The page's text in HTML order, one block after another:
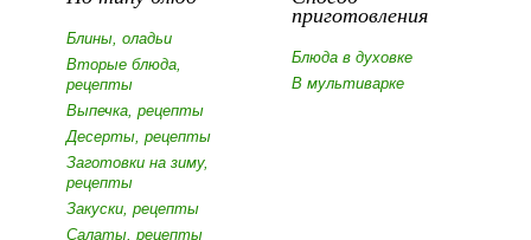
Блины, оладьи
Вторые блюда,
рецепты
Выпечка, рецепты
Десерты, рецепты
Заготовки на зиму,
рецепты
Закуски, рецепты
Салаты, рецепты
приготовления
Блюда в духовке
В мультиварке